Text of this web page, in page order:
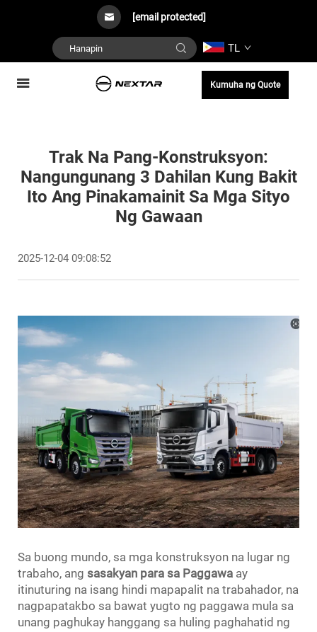
[email protected]
TL
Kumuha ng Quote
Trak Na Pang-Konstruksyon:
Nangungunang 3 Dahilan Kung Bakit
Ito Ang Pinakamainit Sa Mga Sityo
Ng Gawaan
2025-12-04 09:08:52
Sa buong mundo, sa mga konstruksyon na lugar ng
trabaho, ang sasakyan para sa Paggawa ay
itinuturing na isang hindi mapapalit na trabahador, na
nagpapatakbo sa bawat yugto ng paggawa mula sa
unang paghukay hanggang sa huling paghahatid ng